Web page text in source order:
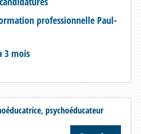
professionnelle Paul-
3 mois
psychoéducateur